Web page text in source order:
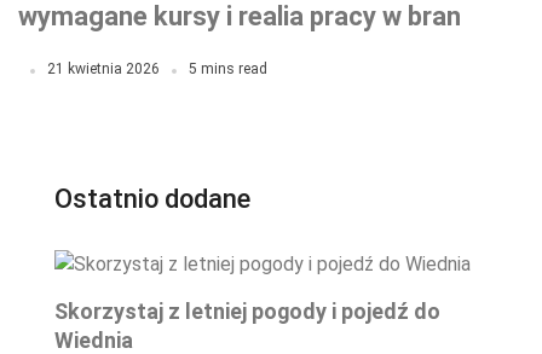
wymagane kursy i realia pracy w branży
21 kwietnia 2026 5 mins read
Ostatnio dodane
Skorzystaj z letniej pogody i pojedź do
Wiednia